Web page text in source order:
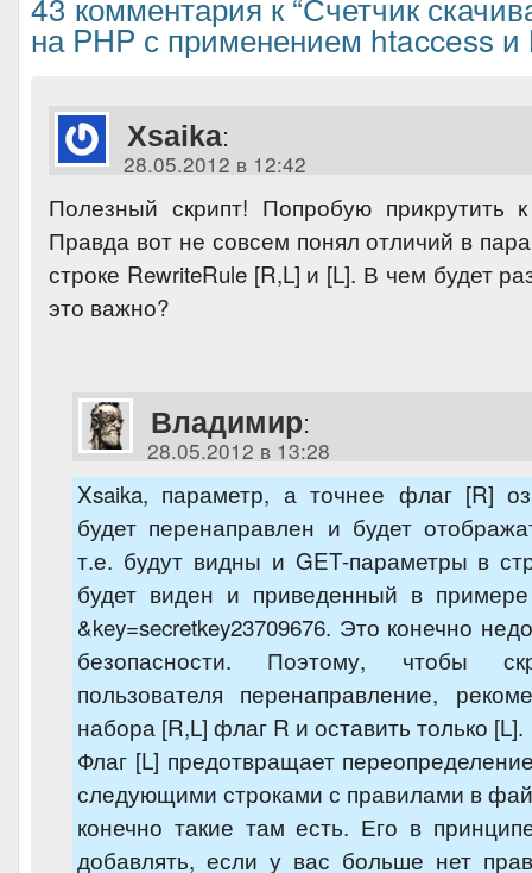
на PHP с применением htaccess и
Xsaika:
28.05.2012 в 12:42
Полезный скрипт! Попробую прикрутить
Правда вот не совсем понял отличий в
строке RewriteRule [R,L] и [L]. В чем будет
это важно?
Владимир:
28.05.2012 в 13:28
Xsaika, параметр, а точнее флаг [R]
будет перенаправлен и будет
т.е. будут видны и GET-параметры в
будет виден и приведенный в
&key=secretkey23709676. Это конечно
безопасности. Поэтому, чтобы
пользователя перенаправление,
набора [R,L] флаг R и оставить только [L].
Флаг [L] предотвращает
следующими строками с правилами в
конечно такие там есть. Его в
добавлять, если у вас больше нет